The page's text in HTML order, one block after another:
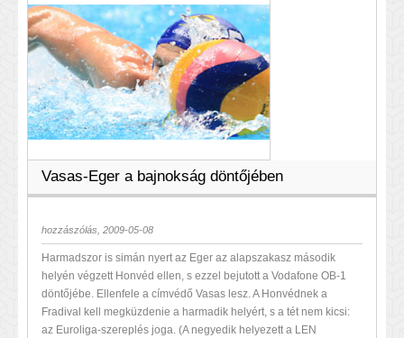
Vasas-Eger a bajnokság döntőjében
hozzászólás, 2009-05-08
Harmadszor is simán nyert az Eger az alapszakasz második
helyén végzett Honvéd ellen, s ezzel bejutott a Vodafone OB-1
döntőjébe. Ellenfele a címvédő Vasas lesz. A Honvédnek a
Fradival kell megküzdenie a harmadik helyért, s a tét nem kicsi:
az Euroliga-szereplés joga. (A negyedik helyezett a LEN